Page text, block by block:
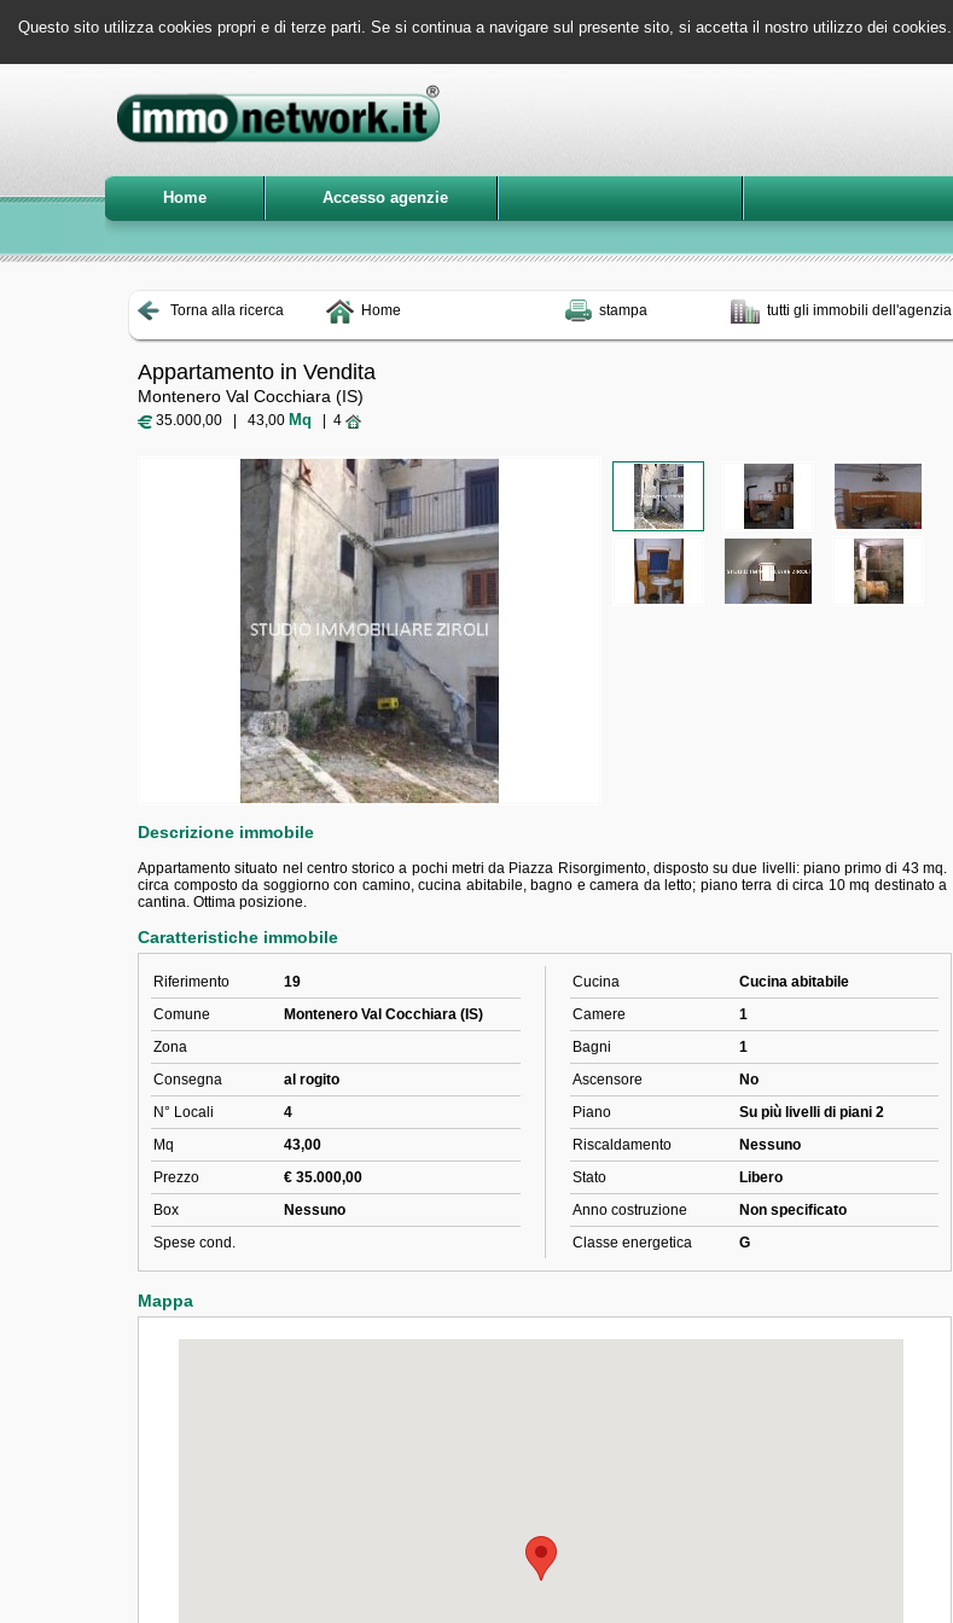
Questo sito utilizza cookies propri e di terze parti. Se si continua a navigare sul presente sito, si accetta il nostro utilizzo dei cookies.
Home Accesso agenzie
Torna alla ricerca Home stampa tutti gli immobili dell'agenzia
Appartamento in Vendita
Montenero Val Cocchiara (IS)
35.000,00 | 43,00 Mq | 4
Descrizione immobile
Appartamento situato nel centro storico a pochi metri da Piazza Risorgimento, disposto su due livelli: piano primo di 43 mq.
circa composto da soggiorno con camino, cucina abitabile, bagno e camera da letto; piano terra di circa 10 mq destinato a
cantina. Ottima posizione.
Caratteristiche immobile
Riferimento
19
Comune
Montenero Val Cocchiara (IS)
Zona
Consegna
al rogito
N° Locali
4
Mq
43,00
Prezzo
€ 35.000,00
Box
Nessuno
Spese cond.
Cucina
Cucina abitabile
Camere
1
Bagni
1
Ascensore
No
Piano
Su più livelli di piani 2
Riscaldamento
Nessuno
Stato
Libero
Anno costruzione
Non specificato
Classe energetica
G
Mappa